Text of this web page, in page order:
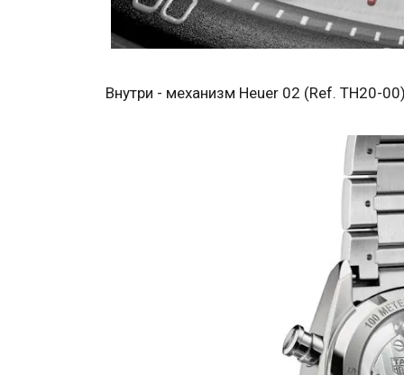
Внутри - механизм Heuer 02 (Ref. TH20-